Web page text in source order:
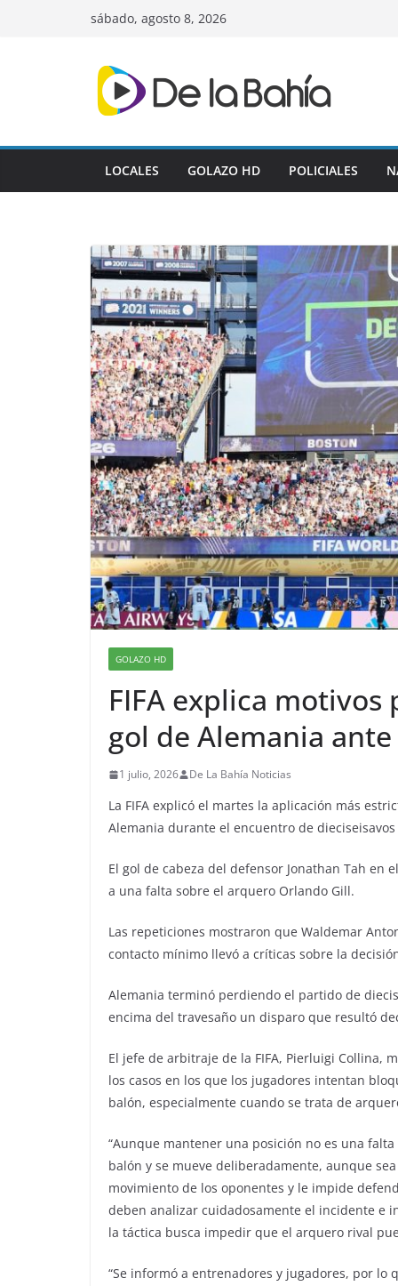
sábado, agosto 8, 2026
LOCALES GOLAZO HD POLICIALES
GOLAZO HD
FIFA explica
gol de Alemania
1 julio, 2026 De La Bahía Noticias
La FIFA explicó el martes la aplicación más
Alemania durante el encuentro de
El gol de cabeza del defensor Jonathan Tah
a una falta sobre el arquero Orlando Gill.
Las repeticiones mostraron que Waldemar
contacto mínimo llevó a críticas sobre la
Alemania terminó perdiendo el partido de
encima del travesaño un disparo que resultó
El jefe de arbitraje de la FIFA, Pierluigi Collina,
los casos en los que los jugadores intentan
balón, especialmente cuando se trata de
“Aunque mantener una posición no es una
balón y se mueve deliberadamente, aunque
movimiento de los oponentes y le impide
deben analizar cuidadosamente el incidente e
la táctica busca impedir que el arquero rival
“Se informó a entrenadores y jugadores, por